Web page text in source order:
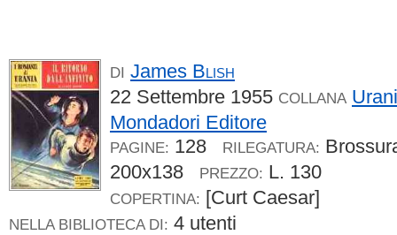
DI James Blish
22 Settembre 1955 COLLANA
Mondadori Editore
PAGINE: 128 RILEGATURA:
200x138
PREZZO: L. 130
COPERTINA: [Curt Caesar]
NELLA BIBLIOTECA DI: 4 utenti